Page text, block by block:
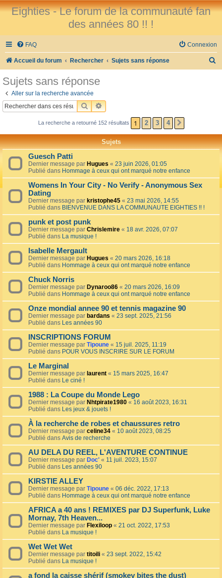
Eighties - Le forum de la communauté fan
des années 80 !! !
FAQ Connexion
Accueil du forum Rechercher Sujets sans réponse
h
r
Sujets sans réponse
Aller sur la recherche avancée
RECHERCHER
RECHERCHE AVANCÉE
La recherche a retourné 152 résultats 1 2 3 4
Sujets
Guesch Patti
Dernier message par Hugues « 23 juin 2026, 01:05
Publié dans Hommage à ceux qui ont marqué notre enfance
Womens In Your City - No Verify - Anonymous Sex
Dating
Dernier message par kristophe45 « 23 mai 2026, 14:55
Publié dans BIENVENUE DANS LA COMMUNAUTE EIGHTIES !! !
punk et post punk
Dernier message par Chrislemire « 18 avr. 2026, 07:07
Publié dans La musique !
Isabelle Mergault
Dernier message par Hugues « 20 mars 2026, 16:18
Publié dans Hommage à ceux qui ont marqué notre enfance
Chuck Norris
Dernier message par Dynaroo86 « 20 mars 2026, 16:09
Publié dans Hommage à ceux qui ont marqué notre enfance
Onze mondial annee 90 et tennis magazine 90
Dernier message par bardans « 23 sept. 2025, 21:56
Publié dans Les années 90
INSCRIPTIONS FORUM
Dernier message par Tipoune « 15 juil. 2025, 11:19
Publié dans POUR VOUS INSCRIRE SUR LE FORUM
Le Marginal
Dernier message par laurent « 15 mars 2025, 16:47
Publié dans Le ciné !
1988 : La Coupe du Monde Lego
Dernier message par Nhtpirate1980 « 16 août 2023, 16:31
Publié dans Les jeux & jouets !
À la recherche de robes et chaussures retro
Dernier message par celine34 « 10 août 2023, 08:25
Publié dans Avis de recherche
AU DELA DU REEL, L'AVENTURE CONTINUE
Dernier message par Doc' « 11 juil. 2023, 15:07
Publié dans Les années 90
KIRSTIE ALLEY
Dernier message par Tipoune « 06 déc. 2022, 17:13
Publié dans Hommage à ceux qui ont marqué notre enfance
AFRICA a 40 ans ! REMIXES par DJ Superfunk, Luke
Mornay, 7th Heaven...
Dernier message par Flexiloop « 21 oct. 2022, 17:53
Publié dans La musique !
Wet Wet Wet
Dernier message par titoili « 23 sept. 2022, 15:42
Publié dans La musique !
a fond la caisse shérif (smokey bites the dust)